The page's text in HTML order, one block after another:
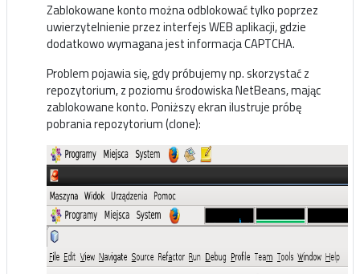
Zablokowane konto można odblokować tylko poprzez
uwierzytelnienie przez interfejs WEB aplikacji, gdzie
dodatkowo wymagana jest informacja CAPTCHA.
Problem pojawia się, gdy próbujemy np. skorzystać z
repozytorium, z poziomu środowiska NetBeans, mając
zablokowane konto. Poniższy ekran ilustruje próbę
pobrania repozytorium (clone):